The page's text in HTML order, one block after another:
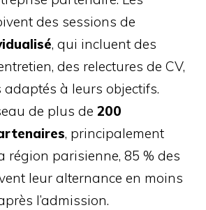
des sessions de
, qui incluent des
des relectures de CV,
adaptés à leurs objectifs.
de plus de 200
, principalement
région parisienne, 85 % des
leur alternance en moins
l’admission.